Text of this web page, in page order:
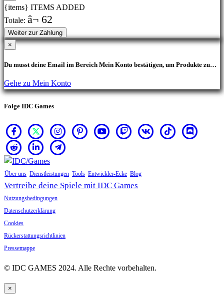
{items} ITEMS ADDED
Totale: â¬ 62
Weiter zur Zahlung
×
Du musst deine Email im Bereich Mein Konto bestätigen, um Produkte zu
Gehe zu Mein Konto
Folge IDC Games
Über uns Dienstleistungen Tools Entwickler-Ecke Blog
Vertreibe deine Spiele mit IDC Games
Nutzungsbedingungen
Datenschutzerklärung
Cookies
Rückerstattungsrichtlinien
Pressemappe
© IDC GAMES 2024. Alle Rechte vorbehalten.
×